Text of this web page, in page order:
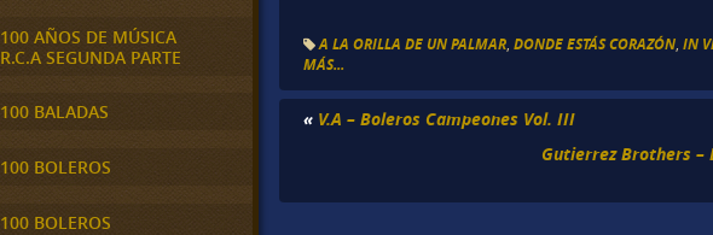
A LA ORILLA DE UN PALMAR ,DONDE ESTÁS CORAZÓN ,IN
MÁS...
« V.A – Boleros Campeones Vol. III
Gutierrez Brothers –
100 AÑOS DE MÚSICA
R.C.A SEGUNDA PARTE
100 BALADAS
100 BOLEROS
100 BOLEROS